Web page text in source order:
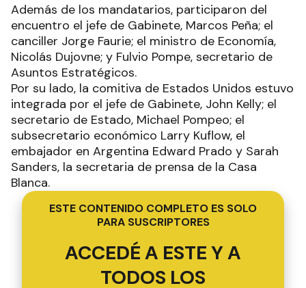
Además de los mandatarios, participaron del
encuentro el jefe de Gabinete, Marcos Peña; el
canciller Jorge Faurie; el ministro de Economía,
Nicolás Dujovne; y Fulvio Pompe, secretario de
Asuntos Estratégicos.
Por su lado, la comitiva de Estados Unidos estuvo
integrada por el jefe de Gabinete, John Kelly; el
secretario de Estado, Michael Pompeo; el
subsecretario económico Larry Kuflow, el
embajador en Argentina Edward Prado y Sarah
Sanders, la secretaria de prensa de la Casa
Blanca.
ESTE CONTENIDO COMPLETO ES SOLO
PARA SUSCRIPTORES
ACCEDÉ A ESTE Y A
TODOS LOS